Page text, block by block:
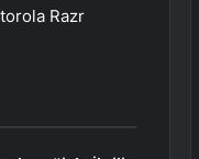
Razr